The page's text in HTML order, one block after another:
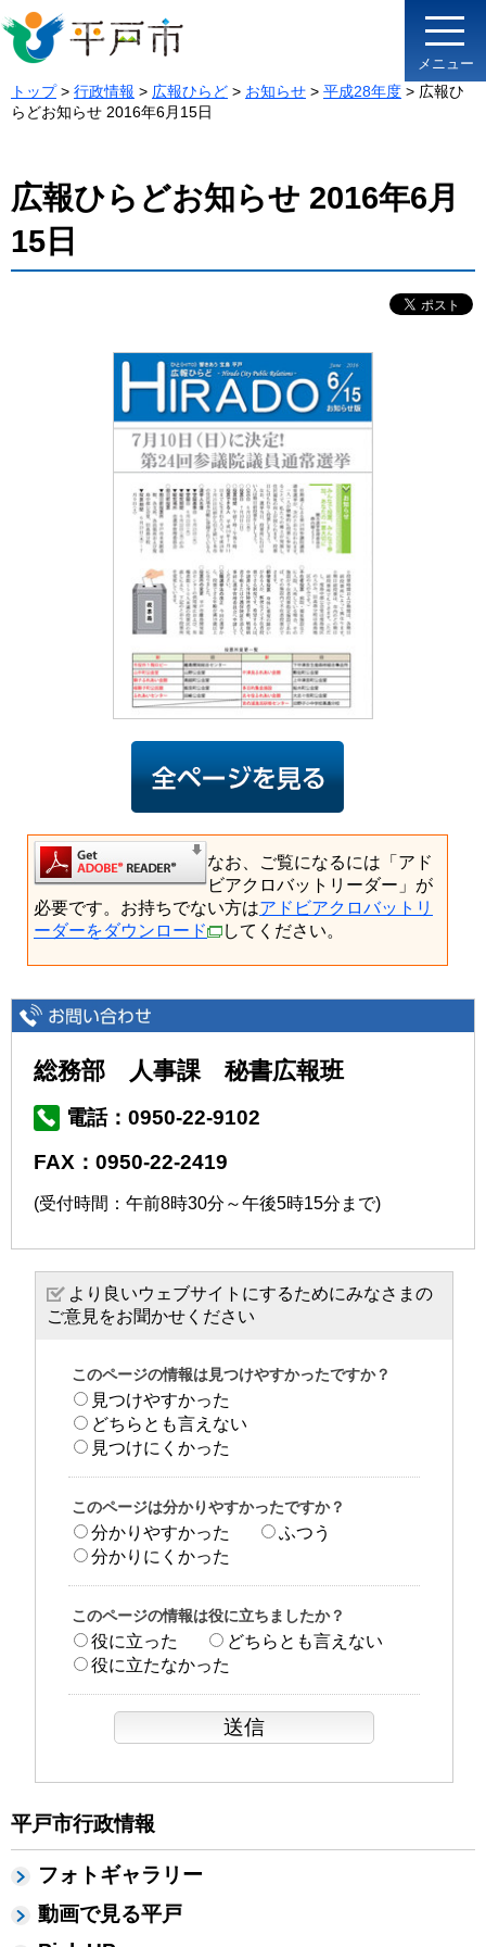
メニュー
トップ> 行政情報 > 広報ひらど > お知らせ > 平成28年度 > 広報ひ
らどお知らせ 2016年6月15日
平戸市行政情報
フォトギャラリー
動画で見る平戸
広報ひらどお知らせ 2016年6月
15日
なお、ご覧になるには「アド
ビアクロバットリーダー」が
必要です。お持ちでない方はアドビアクロバットリ
ーダーをダウンロード
してください。
総務部 人事課 秘書広報班
電話：0950-22-9102
FAX：0950-22-2419
(受付時間：午前8時30分～午後5時15分まで)
より良いウェブサイトにするためにみなさまの
ご意見をお聞かせください
このページの情報は見つけやすかったですか？
見つけやすかった
どちらとも言えない
見つけにくかった
このページは分かりやすかったですか？
分かりやすかった
ふつう
分かりにくかった
このページの情報は役に立ちましたか？
役に立った
どちらとも言えない
役に立たなかった